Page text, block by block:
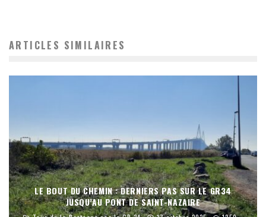
ARTICLES SIMILAIRES
LE BOUT DU CHEMIN : DERNIERS PAS SUR LE GR34
JUSQU’AU PONT DE SAINT-NAZAIRE